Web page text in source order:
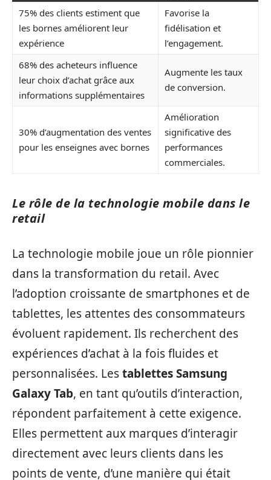
75% des clients estiment que
les bornes améliorent leur
expérience
Favorise la
fidélisation et
l’engagement.
68% des acheteurs influence
leur choix d’achat grâce aux
informations supplémentaires
Augmente les taux
de conversion.
30% d’augmentation des ventes
pour les enseignes avec bornes
Amélioration
significative des
performances
commerciales.
Le rôle de la technologie mobile dans le
retail
La technologie mobile joue un rôle pionnier
dans la transformation du retail. Avec
l’adoption croissante de smartphones et de
tablettes, les attentes des consommateurs
évoluent rapidement. Ils recherchent des
expériences d’achat à la fois fluides et
personnalisées. Lestablettes Samsung
Galaxy Tab, en tant qu’outils d’interaction,
répondent parfaitement à cette exigence.
Elles permettent aux marques d’interagir
directement avec leurs clients dans les
points de vente, d’une manière qui était